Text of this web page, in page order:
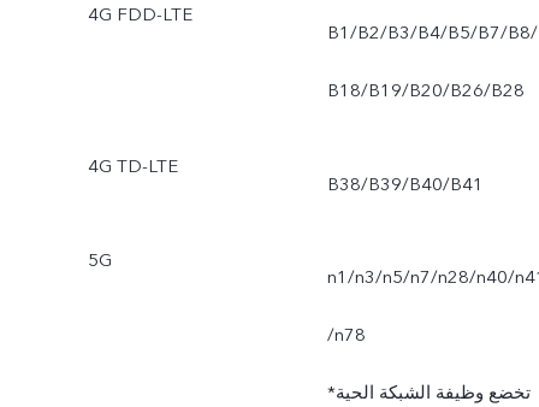
4G FDD-LTE
B1/B2/B3/B4/B5/B7/B8/
B18/B19/B20/B26/B28
4G TD-LTE
B38/B39/B40/B41
5G
n1/n3/n5/n7/n28/n40/
/n78
*تخضع وظيفة الشبكة الحية